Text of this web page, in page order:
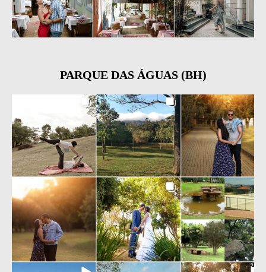
PARQUE DAS ÁGUAS (BH)